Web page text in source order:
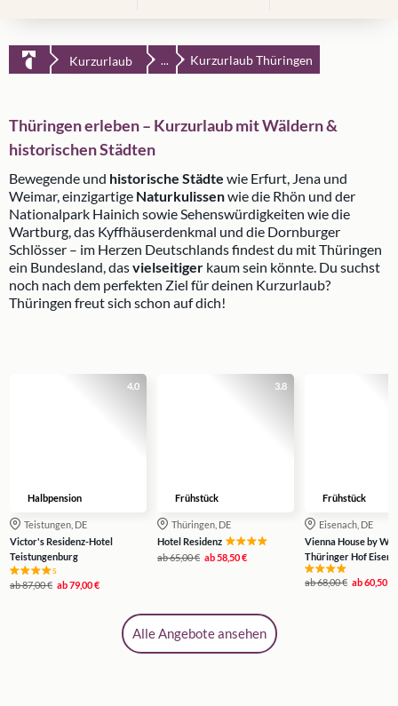
Kurzurlaub ... Kurzurlaub Thüringen
Thüringen erleben – Kurzurlaub mit Wäldern &
historischen Städten
Bewegende und historische Städte wie Erfurt, Jena und
Weimar, einzigartige Naturkulissenwie die Rhön und der
Nationalpark Hainich sowie Sehenswürdigkeiten wie die
Wartburg, das Kyffhäuserdenkmal und die Dornburger
Schlösser – im Herzen Deutschlands findest du mit Thüringen
ein Bundesland, dasvielseitiger kaum sein könnte. Du suchst
noch nach dem perfekten Ziel für deinen Kurzurlaub?
Thüringen freut sich schon auf dich!
4.0
Halbpension
Teistungen, DE
Victor's Residenz-Hotel
Teistungenburg
s
ab87,00 € ab79,00 €
3.8
Frühstück
Thüringen, DE
Hotel Residenz
ab65,00 € ab58,50 €
Frühstück
Eisenach, DE
Vienna House by
Thüringer Hof
ab68,00 € ab60,50 €
Alle Angebote ansehen